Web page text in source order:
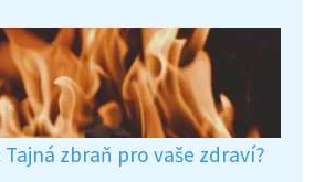
zbraň pro vaše zdraví?